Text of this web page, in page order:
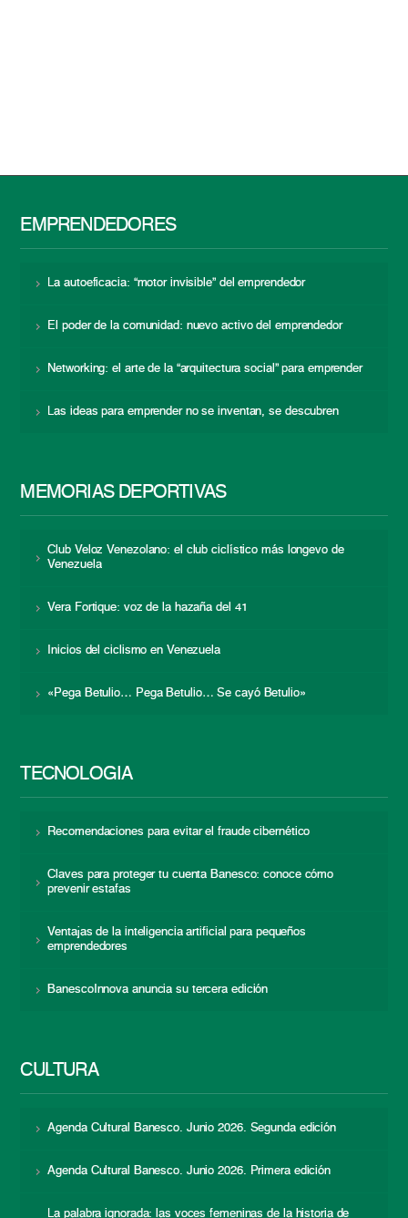
EMPRENDEDORES
La autoeficacia: “motor invisible” del emprendedor
El poder de la comunidad: nuevo activo del emprendedor
Networking: el arte de la “arquitectura social” para emprender
Las ideas para emprender no se inventan, se descubren
MEMORIAS DEPORTIVAS
Club Veloz Venezolano: el club ciclístico más longevo de
Venezuela
Vera Fortique: voz de la hazaña del 41
Inicios del ciclismo en Venezuela
«Pega Betulio… Pega Betulio… Se cayó Betulio»
TECNOLOGÍA
Recomendaciones para evitar el fraude cibernético
Claves para proteger tu cuenta Banesco: conoce cómo
prevenir estafas
Ventajas de la inteligencia artificial para pequeños
emprendedores
BanescoInnova anuncia su tercera edición
CULTURA
Agenda Cultural Banesco. Junio 2026. Segunda edición
Agenda Cultural Banesco. Junio 2026. Primera edición
La palabra ignorada: las voces femeninas de la historia de